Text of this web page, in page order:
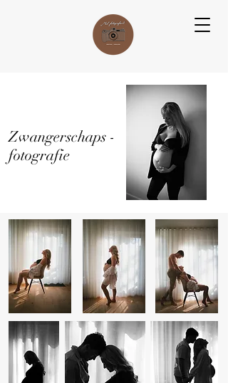
Zwangerschaps -
fotografie